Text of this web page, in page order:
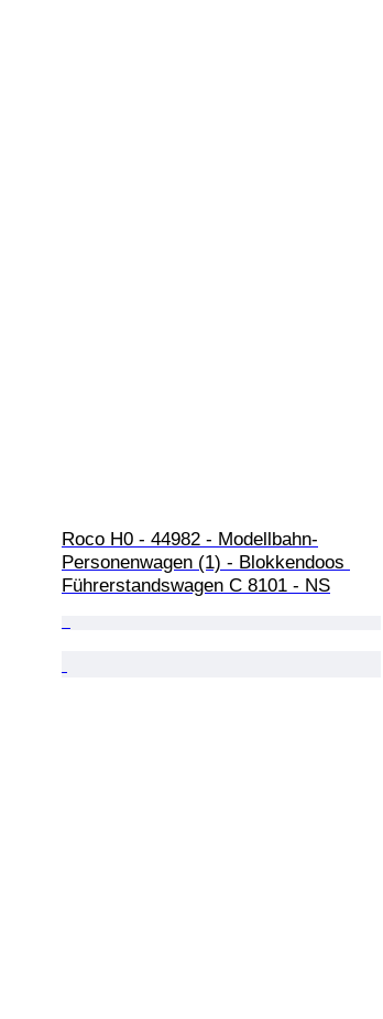
Roco H0 - 44982 - Modellbahn-
Personenwagen (1) - Blokkendoos
Führerstandswagen C 8101 - NS